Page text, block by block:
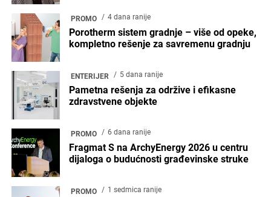
PROMO 4 dana ranije
Porotherm sistem gradnje – više od opeke,
kompletno rešenje za savremenu gradnju
ENTERIJER 5 dana ranije
Pametna rešenja za održive i efikasne
zdravstvene objekte
PROMO 6 dana ranije
Fragmat S na ArchyEnergy 2026 u centru
dijaloga o budućnosti građevinske struke
PROMO 1 sedmica ranije